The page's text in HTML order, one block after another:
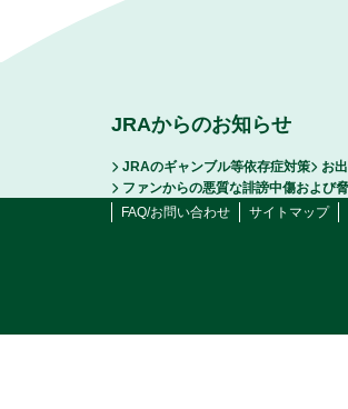
JRAからのお知らせ
JRAのギャンブル等依存症対策
お
ファンからの悪質な誹謗中傷および
FAQ/お問い合わせ
サイトマップ